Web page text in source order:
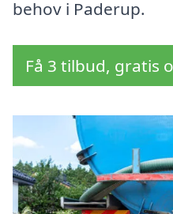
behov i Paderup.
Få 3 tilbud, gratis